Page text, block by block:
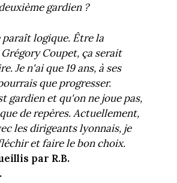
gardien ?
paraît logique. Être la
Coupet, ça serait
Je n'ai que 19 ans, à ses
que progresser.
gardien et qu'on ne joue pas,
de repères. Actuellement,
les dirigeants lyonnais, je
et faire le bon choix.
par R.B.